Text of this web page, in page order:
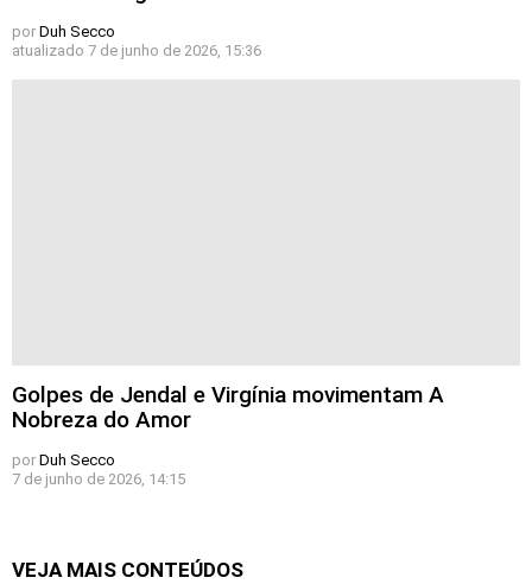
por Duh Secco
atualizado 7 de junho de 2026, 15:36
Golpes de Jendal e Virgínia movimentam A
Nobreza do Amor
por Duh Secco
7 de junho de 2026, 14:15
VEJA MAIS CONTEÚDOS